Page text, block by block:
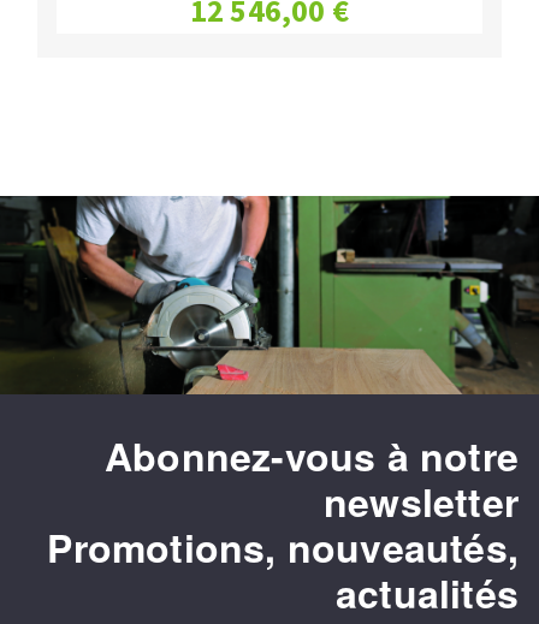
12 546,00 €
Abonnez-vous à notre
newsletter
Promotions, nouveautés,
actualités